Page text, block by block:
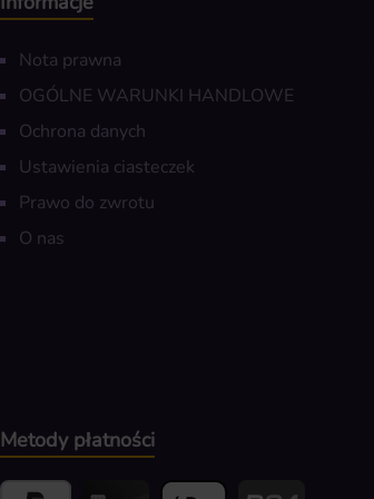
Nota prawna
OGÓLNE WARUNKI HANDLOWE
Ochrona danych
Ustawienia ciasteczek
Prawo do zwrotu
O nas
Metody płatności